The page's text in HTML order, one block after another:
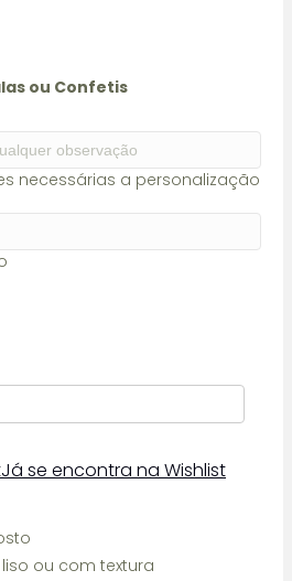
ou Confetis
necessárias a personalização
Já se encontra na Wishlist
ou com textura